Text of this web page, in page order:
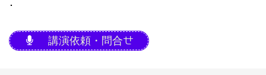
･
講演依頼・問合せ